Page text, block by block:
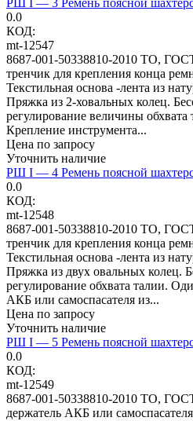
0.0
КОД:
mt-12547
8687-001-50338810-2010 ТО,
тренчик для крепления конца
Текстильная основа -лента из
Пряжка из 2-ховальных колец.
регулирование величины обхвата
Крепление инструмента...
Цена по запросу
Уточнить наличие
РШ I — 4 Ремень поясной
0.0
КОД:
mt-12548
8687-001-50338810-2010 ТО,
тренчик для крепления конца
Текстильная основа -лента из
Пряжка из двух овальных колец.
регулирование обхвата талии.
АКБ или самоспасателя из...
Цена по запросу
Уточнить наличие
РШ I — 5 Ремень поясной
0.0
КОД:
mt-12549
8687-001-50338810-2010 ТО,
держатель АКБ или